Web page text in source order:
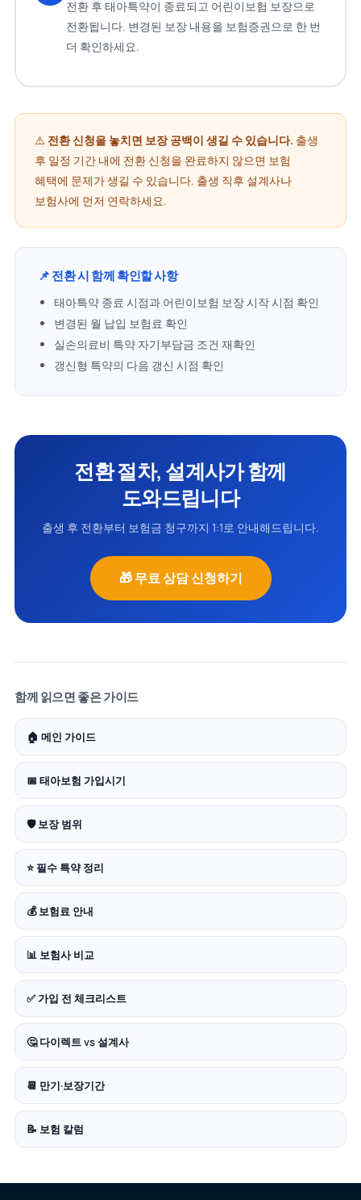
전환 후 태아특약이 종료되고 어린이보험 보장으로
전환됩니다. 변경된 보장 내용을 보험증권으로 한 번
더 확인하세요.
⚠️ 전환 신청을 놓치면 보장 공백이 생길 수 있습니다. 출생
후 일정 기간 내에 전환 신청을 완료하지 않으면 보험
혜택에 문제가 생길 수 있습니다. 출생 직후 설계사나
보험사에 먼저 연락하세요.
📌 전환 시 함께 확인할 사항
태아특약 종료 시점과 어린이보험 보장 시작 시점 확인
변경된 월 납입 보험료 확인
실손의료비 특약 자기부담금 조건 재확인
갱신형 특약의 다음 갱신 시점 확인
전환 절차, 설계사가 함께
도와드립니다
출생 후 전환부터 보험금 청구까지 1:1로 안내해드립니다.
🎁 무료 상담 신청하기
함께 읽으면 좋은 가이드
🏠 메인 가이드
📅 태아보험 가입시기
🛡️ 보장 범위
⭐ 필수 특약 정리
💰 보험료 안내
📊 보험사 비교
✅ 가입 전 체크리스트
🤔 다이렉트 vs 설계사
📆 만기·보장기간
📝 보험 칼럼